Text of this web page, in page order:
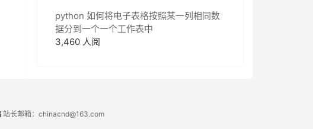
python 如何将电子表格按照某一列相同数
据分到一个一个工作表中
3,460 人阅
站长邮箱：chinacnd@163.com